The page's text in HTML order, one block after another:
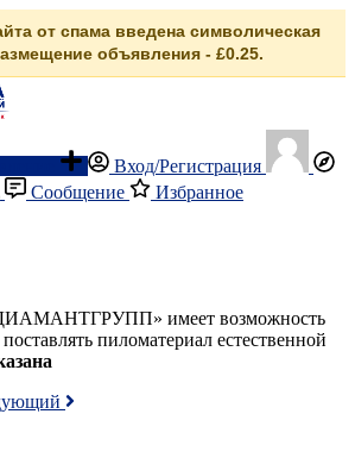
от спама введена символическая
объявления - £0.25.
Вход/Регистрация
Сообщение Избранное
имеет возможность
пиломатериал естественной